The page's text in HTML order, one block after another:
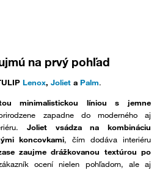
na prvý pohľad
Lenox, Joliet a Palm.
minimalistickou líniou s jemne
zapadne do moderného aj
Joliet vsádza na kombináciu
koncovkami, čím dodáva interiéru
zaujme drážkovanou textúrou po
ocení nielen pohľadom, ale aj